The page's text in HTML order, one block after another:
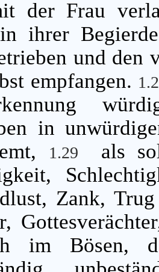
der Frau
ihrer
und
empfangen.
in
1.29
als
Zank,
im Bösen,